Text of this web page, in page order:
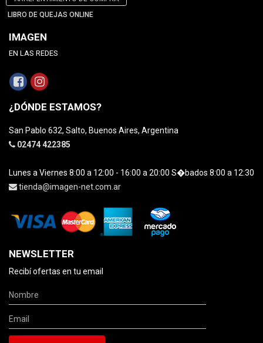
LIBRO DE QUEJAS ONLINE
IMAGEN
EN LAS REDES
¿DÓNDE ESTAMOS?
San Pablo 632, Salto, Buenos Aires, Argentina
02474 422385
Lunes a Viernes 8:00 a 12:00 - 16:00 a 20:00 S�bados 8:00 a 12:30
tienda@imagen-net.com.ar
NEWSLETTER
Recibí ofertas en tu email